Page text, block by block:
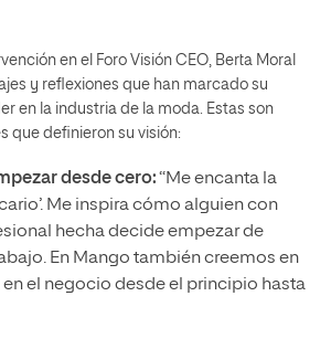
en el Foro Visión CEO, Berta Moral
y reflexiones que han marcado su
en la industria de la moda. Estas son
que definieron su visión:
desde cero:“Me encanta la
Me inspira cómo alguien con
hecha decide empezar de
En Mango también creemos en
el negocio desde el principio hasta